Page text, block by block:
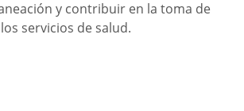
y contribuir en la toma de
servicios de salud.